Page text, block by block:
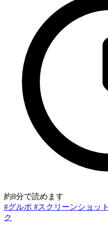
約8分で読めます
#グルポ #スクリーンショット
ク